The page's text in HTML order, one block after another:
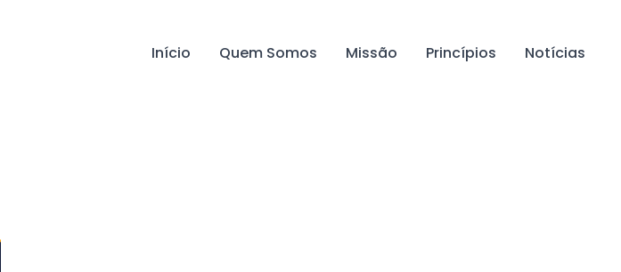
Início Quem Somos Missão Princípios Notícias